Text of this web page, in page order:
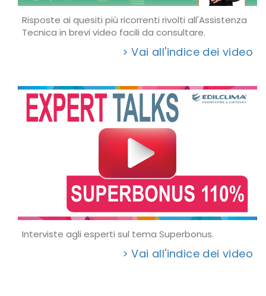
Risposte ai quesiti più ricorrenti rivolti all'Assistenza
Tecnica in brevi video facili da consultare.
> Vai all'indice dei video
Interviste agli esperti sul tema Superbonus.
> Vai all'indice dei video